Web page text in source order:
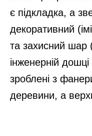
є підкладка, а
декоративний
та захисний шар
інженерній
зроблені з
деревини, а